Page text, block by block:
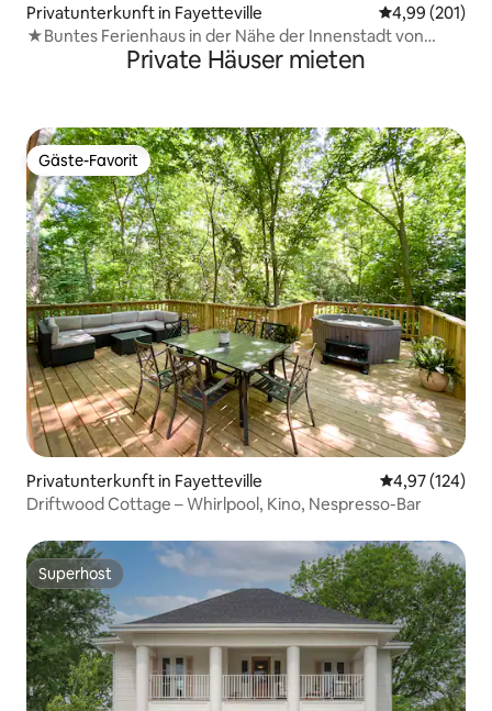
Privatunterkunft in Fayetteville
4,99 (201)
★Buntes Ferienhaus in der Nähe der Innenstadt von
Fayetteville ★Private Häuser mieten
Gäste-Favorit
Gäste-Favorit
Privatunterkunft in Fayetteville
4,97 (124)
Driftwood Cottage – Whirlpool, Kino, Nespresso-Bar
Superhost
Superhost